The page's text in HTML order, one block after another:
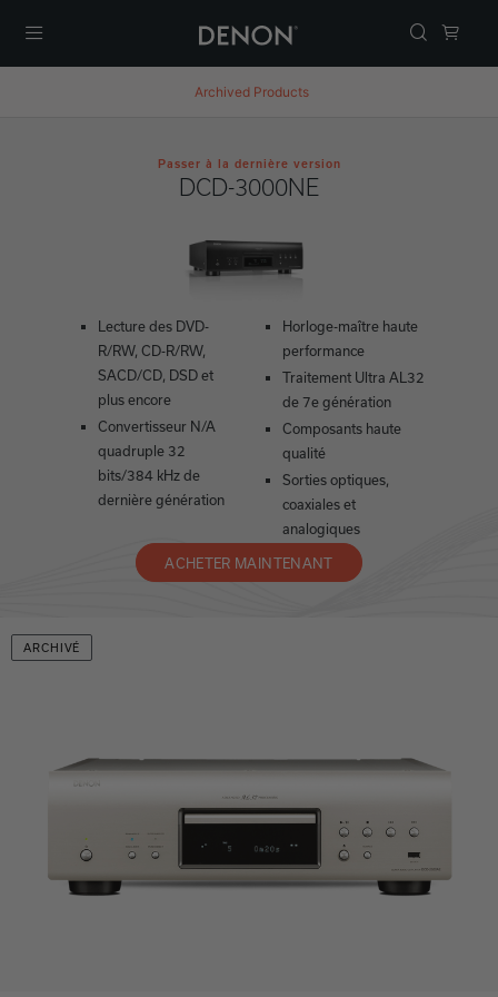
Archived Products
Passer à la dernière version
DCD-3000NE
Lecture des DVD-
R/RW, CD-R/RW,
SACD/CD, DSD et
plus encore
Convertisseur N/A
quadruple 32
bits/384 kHz de
dernière génération
Horloge-maître haute
performance
Traitement Ultra AL32
de 7e génération
Composants haute
qualité
Sorties optiques,
coaxiales et
analogiques
ACHETER MAINTENANT
ARCHIVÉ